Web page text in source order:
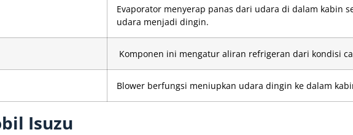
Evaporator menyerap panas dari udara di dalam kabin
udara menjadi dingin.
Komponen ini mengatur aliran refrigeran dari kondisi
Blower berfungsi meniupkan udara dingin ke dalam
Isuzu